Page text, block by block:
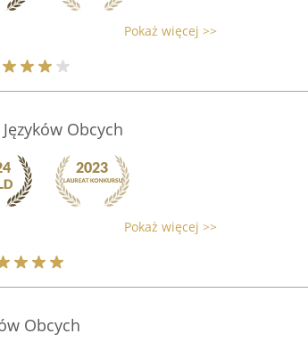
Pokaż więcej >>
Obcych
Pokaż więcej >>
Obcych